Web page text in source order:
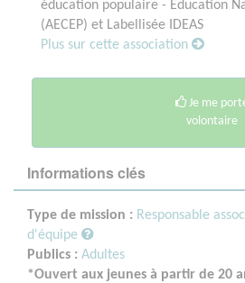
éducation populaire - Education
(AECEP) et Labellisée IDEAS
Plus sur cette association
Je me
volontaire
Informations clés
Type de mission : Responsable
d'équipe
Publics : Adultes
*Ouvert aux jeunes à partir de 20